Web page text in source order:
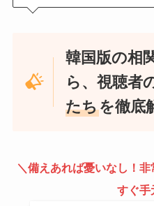
韓国版の相
ら、視聴者
たちを徹底
＼備えあれば憂いなし！
すぐ手